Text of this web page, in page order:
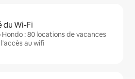
du Wi-Fi
Hondo : 80 locations de vacances
au wifi